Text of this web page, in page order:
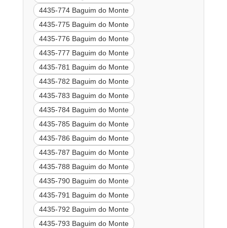
4435-774 Baguim do Monte
4435-775 Baguim do Monte
4435-776 Baguim do Monte
4435-777 Baguim do Monte
4435-781 Baguim do Monte
4435-782 Baguim do Monte
4435-783 Baguim do Monte
4435-784 Baguim do Monte
4435-785 Baguim do Monte
4435-786 Baguim do Monte
4435-787 Baguim do Monte
4435-788 Baguim do Monte
4435-790 Baguim do Monte
4435-791 Baguim do Monte
4435-792 Baguim do Monte
4435-793 Baguim do Monte